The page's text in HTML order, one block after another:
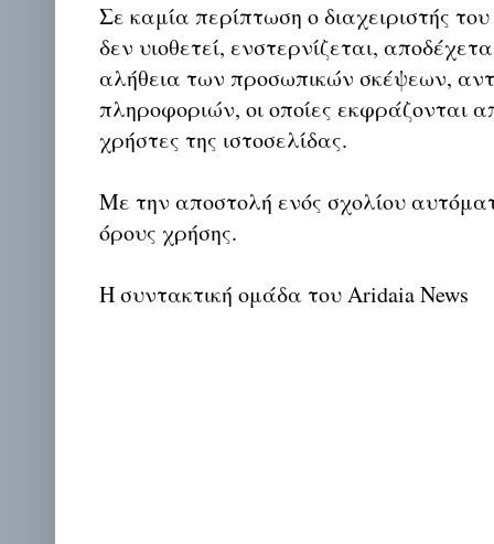
Σε καμία περίπτωση ο διαχειριστής
δεν υιοθετεί, ενστερνίζεται,
αλήθεια των προσωπικών σκέψεων,
πληροφοριών, οι οποίες εκφράζονται
χρήστες της ιστοσελίδας.
Με την αποστολή ενός σχολίου
όρους χρήσης.
Η συντακτική ομάδα του Aridaia News